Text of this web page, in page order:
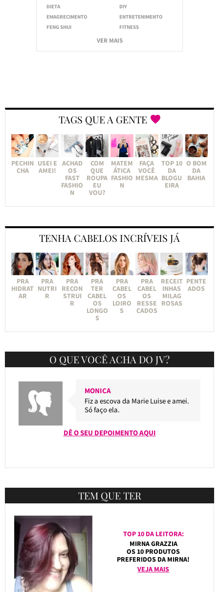
DIETA
DIY
EMAGRECIMENTO
ENTRETENIMENTO
FENG SHUI
FITNESS
VER MAIS
TAGS QUE A GENTE
PECHIN
CHA
USEI E
AMEI!
ACHAD
OS
FAST
FASHIO
N
COM
QUE
ROUPA
EU
VOU?
MATEM
ÁTICA
FASHIO
N
FAÇA
VOCÊ
MESMA
TOP 10
DA
BLOGU
EIRA
O BOM
DA
BAHIA
TENHA CABELOS INCRÍVEIS JÁ
PRA
HIDRAT
AR
PRA
NUTRI
R
PRA
RECON
STRUI
R
PRA
TER
CABEL
OS
LONGO
S
PRA
CABEL
OS
LOIRO
S
PRA
CABEL
OS
RESSE
CADOS
RECEIT
INHAS
MILAG
ROSAS
PENTE
ADOS
O QUE VOCÊ ACHA DO JV?
MONICA
Fiz a escova da Marie Luise e amei.
Só faço ela.
DÊ O SEU DEPOIMENTO AQUI
TEM QUE TER
TOP 10 DA LEITORA:
MIRNA GRAZZIA
OS 10 PRODUTOS
PREFERIDOS DA MIRNA!
VEJA MAIS